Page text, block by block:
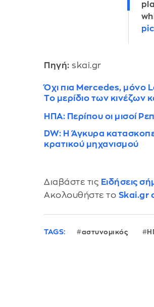
Πηγή: skai.gr
Όχι πια Mercedes, μόνο
Το μερίδιο των κινέζων
ΗΠΑ: Περίπου οι μισοί
DW: Η Άγκυρα
κρατικού μηχανισμού
Διαβάστε τις Ειδήσεις
Ακολουθήστε το Skai.gr
TAGS: αστυνομικός